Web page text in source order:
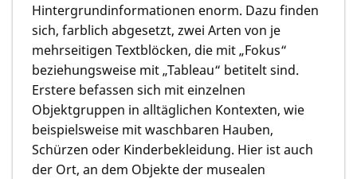
Hintergrundinformationen enorm. Dazu finden
sich, farblich abgesetzt, zwei Arten von je
mehrseitigen Textblöcken, die mit „Fokus“
beziehungsweise mit „Tableau“ betitelt sind.
Erstere befassen sich mit einzelnen
Objektgruppen in alltäglichen Kontexten, wie
beispielsweise mit waschbaren Hauben,
Schürzen oder Kinderbekleidung. Hier ist auch
der Ort, an dem Objekte der musealen